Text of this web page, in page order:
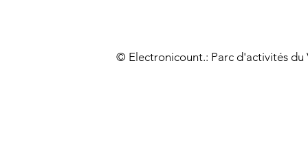
© Electronicount.: Parc d'activités du